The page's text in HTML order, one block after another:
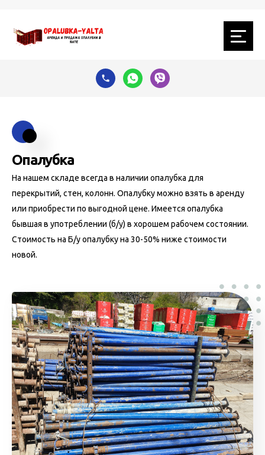
Опалубка
На нашем складе всегда в наличии опалубка для
перекрытий, стен, колонн. Опалубку можно взять в аренду
или приобрести по выгодной цене. Имеется опалубка
бывшая в употреблении (б/у) в хорошем рабочем состоянии.
Стоимость на Б/у опалубку на 30-50% ниже стоимости
новой.